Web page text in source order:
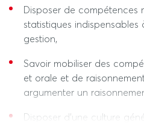
aborder la science
La mention de licence
Un parcours général
duquel les étudiants se
l’économie ou la gestion
Disposer de compétences
statistiques indispensables
gestion,
Savoir mobiliser des
et orale et de
argumenter un
Disposer d’une culture